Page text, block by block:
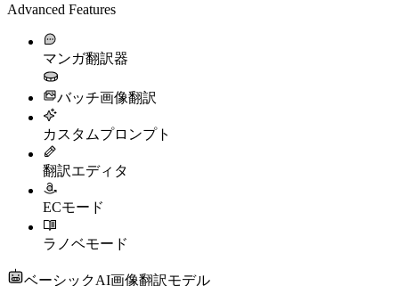
Advanced Features
マンガ翻訳器
バッチ画像翻訳
カスタムプロンプト
翻訳エディタ
ECモード
ラノベモード
ベーシックAI画像翻訳モデル